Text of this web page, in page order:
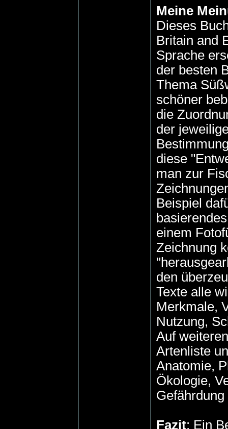
Meine
Dieses
Britain and
Sprache
der besten
Thema
schöner
die
der
diese
man zur
Beispiel
einem
Zeichnung
den
Texte alle
Merkmale,
Nutzung,
Auf
Artenliste
Anatomie,
Ökologie,
Fazit: Ein